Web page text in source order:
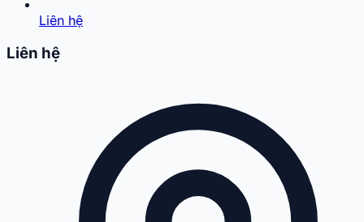
Liên hệ
Liên hệ